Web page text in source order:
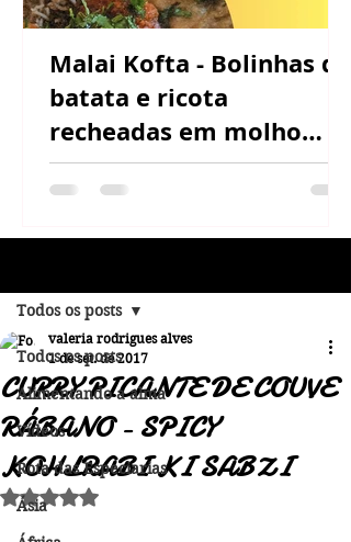
Malai Kofta - Bolinhas de
batata e ricota
recheadas em molho
cremoso de castanha de
caju
Todos os posts
Alimentando a alma
Vídeos
Rota das Especiarias
Ásia
Todos os posts
CURRY PICANTE DE COUVE
RÁBANO - SPICY
KOHLRABI KI SABZI
valeria rodrigues alves
1 de set. de 2017
Avaliado com NaN de 5 estrelas.